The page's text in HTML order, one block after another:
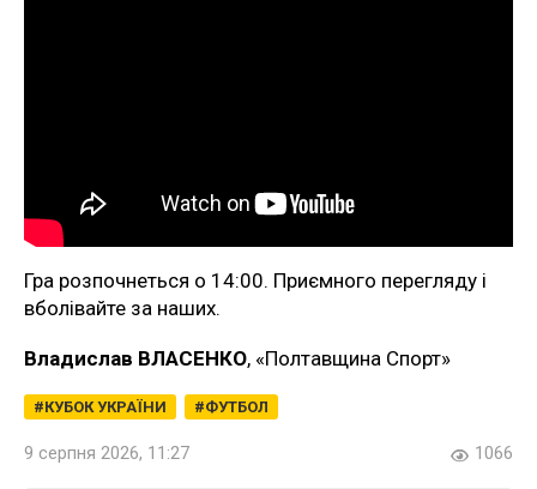
Гра розпочнеться о 14:00. Приємного перегляду і
вболівайте за наших.
Владислав ВЛАСЕНКО, «Полтавщина Спорт»
КУБОК УКРАЇНИ ФУТБОЛ
9 серпня 2026, 11:27 1066